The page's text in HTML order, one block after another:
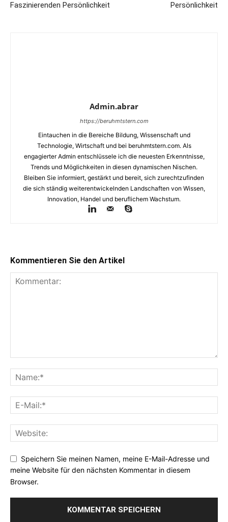
Faszinierenden Persönlichkeit
Persönlichkeit
Admin.abrar
https://beruhmtstern.com
Eintauchen in die Bereiche Bildung, Wissenschaft und
Technologie, Wirtschaft und bei beruhmtstern.com. Als
engagierter Admin entschlüssele ich die neuesten Erkenntnisse,
Trends und Möglichkeiten in diesen dynamischen Nischen.
Bleiben Sie informiert, gestärkt und bereit, sich zurechtzufinden
die sich ständig weiterentwickelnden Landschaften von Wissen,
Innovation, Handel und beruflichem Wachstum.
Kommentieren Sie den Artikel
Speichern Sie meinen Namen, meine E-Mail-Adresse und
meine Website für den nächsten Kommentar in diesem
Browser.